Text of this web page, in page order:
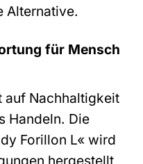
Alternative.
für Mensch
auf Nachhaltigkeit
Handeln. Die
Forillon L« wird
hergestellt